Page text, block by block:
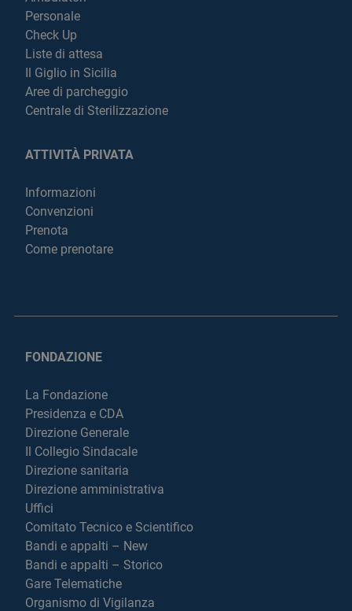
Personale
Check Up
Liste di attesa
Il Giglio in Sicilia
Aree di parcheggio
Centrale di Sterilizzazione
ATTIVITÀ PRIVATA
Informazioni
Convenzioni
Prenota
Come prenotare
FONDAZIONE
La Fondazione
Presidenza e CDA
Direzione Generale
Il Collegio Sindacale
Direzione sanitaria
Direzione amministrativa
Uffici
Comitato Tecnico e Scientifico
Bandi e appalti – New
Bandi e appalti – Storico
Gare Telematiche
Organismo di Vigilanza